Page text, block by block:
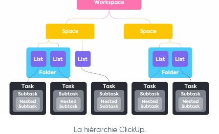
La hiérarchie ClickUp.